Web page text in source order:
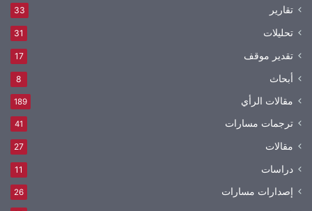
تقارير 33
تحليلات 31
تقدير موقف 17
أبحاث 8
مقالات الرأي 189
ترجمات مسارات 41
مقالات 27
دراسات 11
إصدارات مسارات 26